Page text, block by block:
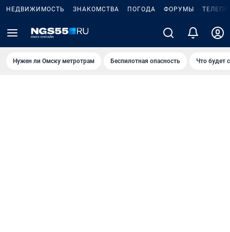
НЕДВИЖИМОСТЬ ЗНАКОМСТВА ПОГОДА ФОРУМЫ
Нужен ли Омску метротрам Беспилотная опасность Что будет